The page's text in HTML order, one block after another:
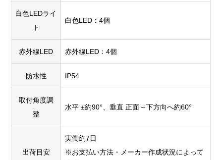
白色LEDライ
ト
白色LED：4個
赤外線LED 赤外線LED：4個
防水性 IP54
取付角度調
整
水平 ±約90°、垂直 正面～下方向へ約60°
出荷目安
実働約7日
※お支払い方法・メーカー作成状況によって